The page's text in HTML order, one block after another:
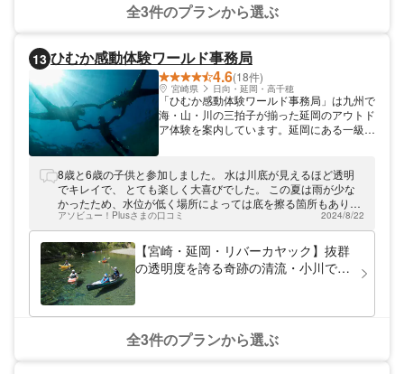
全3件のプランから選ぶ
13 ひむか感動体験ワールド事務局
4.6(18件)
宮崎県 日向・延岡・高千穂
「ひむか感動体験ワールド事務局」は九州で
海・山・川の三拍子が揃った延岡のアウトド
ア体験を案内しています。延岡にある一級の
ん、体験できる自然も一級品！九州最後の秘
境・大崩山、奇跡の清流・小川、東九州ナン
バーワンのダイビングスポットなど、枚挙に
いとまがありません。ぜひ延岡に泊まって、
アウトドア体験を満喫してください。
8歳と6歳の子供と参加しました。 水は川底が見えるほど透明
でキレイで、 とても楽しく大喜びでした。 この夏は雨が少な
かったため、水位が低く場所によっては底を擦る箇所もありま
したが、スタッフの方が事前に石を退けてくれており、 少しで
も流れやすいように気を遣ってくれていました。 子どもは今度
は1人で乗りたいと言ってますので また参加したいです。 大変
ありがとうございました。
アソビュー！Plusさまの口コミ 2024/8/22
【宮崎・延岡・リバーカヤック】抜群
の透明度を誇る奇跡の清流・小川でダ
全3件のプランから選ぶ